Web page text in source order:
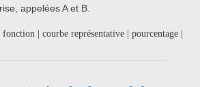
appelées A et B.
| courbe représentative | pourcentage |